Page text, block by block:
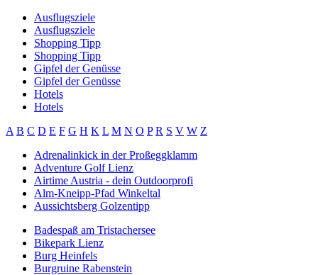
Ausflugsziele
Ausflugsziele
Shopping Tipp
Shopping Tipp
Gipfel der Genüsse
Gipfel der Genüsse
Hotels
Hotels
A B C D E F G H K L M N O P R S V W Z
Adrenalinkick in der Proßeggklamm
Adventure Golf Lienz
Airtime Austria - dein Outdoorprofi
Alm-Kneipp-Pfad Winkeltal
Aussichtsberg Golzentipp
Badespaß am Tristachersee
Bikepark Lienz
Burg Heinfels
Burgruine Rabenstein